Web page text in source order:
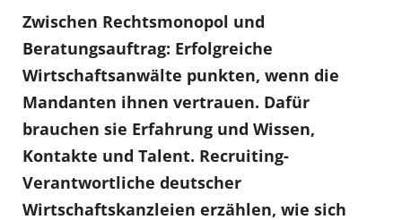
Zwischen Rechtsmonopol und
Beratungsauftrag: Erfolgreiche
Wirtschaftsanwälte punkten, wenn die
Mandanten ihnen vertrauen. Dafür
brauchen sie Erfahrung und Wissen,
Kontakte und Talent. Recruiting-
Verantwortliche deutscher
Wirtschaftskanzleien erzählen, wie sich